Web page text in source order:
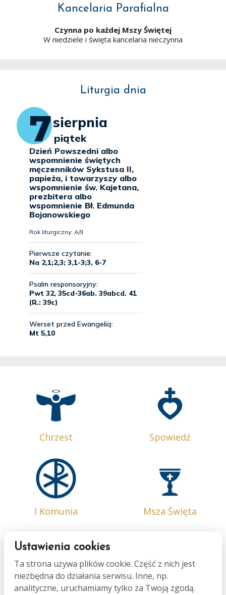
Kancelaria Parafialna
Czynna po każdej Mszy Świętej
W niedziele i święta kancelaria nieczynna
Liturgia dnia
Chrzest Spowiedź
I Komunia Msza Święta
Bierzmowanie Małżeństwo
Ustawienia cookies
Ta strona używa plików cookie. Część z nich jest
niezbędna do działania serwisu. Inne, np.
analityczne, uruchamiamy tylko za Twoją zgodą.